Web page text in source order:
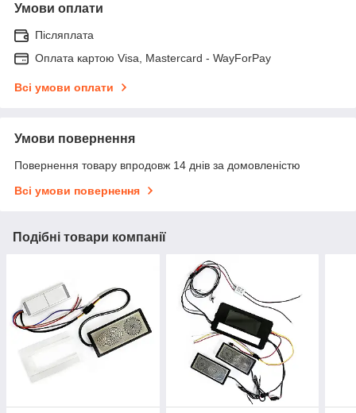
Умови оплати
Післяплата
Оплата картою Visa, Mastercard - WayForPay
Всі умови оплати
Умови повернення
Повернення товару впродовж 14 днів за домовленістю
Всі умови повернення
Подібні товари компанії